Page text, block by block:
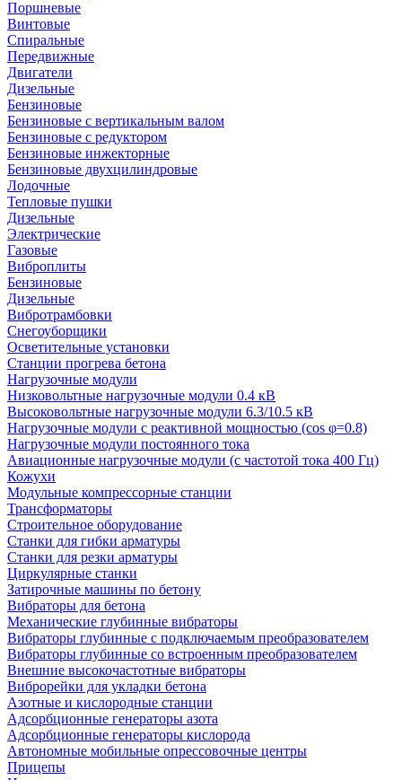
Поршневые
Винтовые
Спиральные
Передвижные
Двигатели
Дизельные
Бензиновые
Бензиновые с вертикальным валом
Бензиновые с редуктором
Бензиновые инжекторные
Бензиновые двухцилиндровые
Лодочные
Тепловые пушки
Дизельные
Электрические
Газовые
Виброплиты
Бензиновые
Дизельные
Вибротрамбовки
Снегоуборщики
Осветительные установки
Станции прогрева бетона
Нагрузочные модули
Низковольтные нагрузочные модули 0.4 кВ
Высоковольтные нагрузочные модули 6.3/10.5 кВ
Нагрузочные модули с реактивной мощностью (cos φ=0.8)
Нагрузочные модули постоянного тока
Авиационные нагрузочные модули (с частотой тока 400 Гц)
Кожухи
Модульные компрессорные станции
Трансформаторы
Строительное оборудование
Станки для гибки арматуры
Станки для резки арматуры
Циркулярные станки
Затирочные машины по бетону
Вибраторы для бетона
Механические глубинные вибраторы
Вибраторы глубинные с подключаемым преобразователем
Вибраторы глубинные со встроенным преобразователем
Внешние высокочастотные вибраторы
Виброрейки для укладки бетона
Азотные и кислородные станции
Адсорбционные генераторы азота
Адсорбционные генераторы кислорода
Автономные мобильные опрессовочные центры
Прицепы